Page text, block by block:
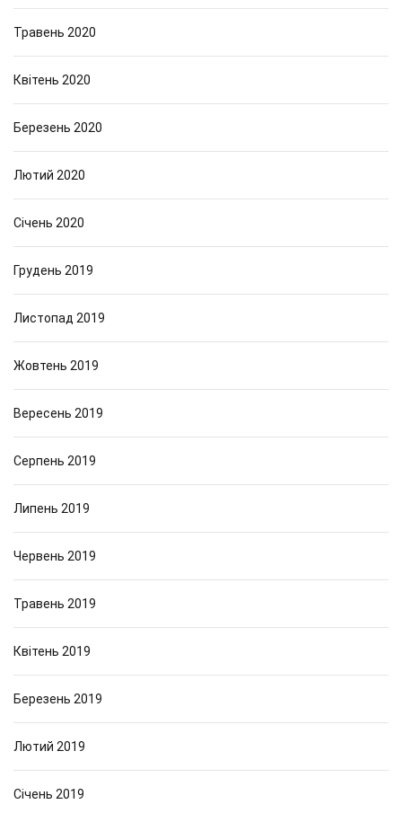
Травень 2020
Квітень 2020
Березень 2020
Лютий 2020
Січень 2020
Грудень 2019
Листопад 2019
Жовтень 2019
Вересень 2019
Серпень 2019
Липень 2019
Червень 2019
Травень 2019
Квітень 2019
Березень 2019
Лютий 2019
Січень 2019